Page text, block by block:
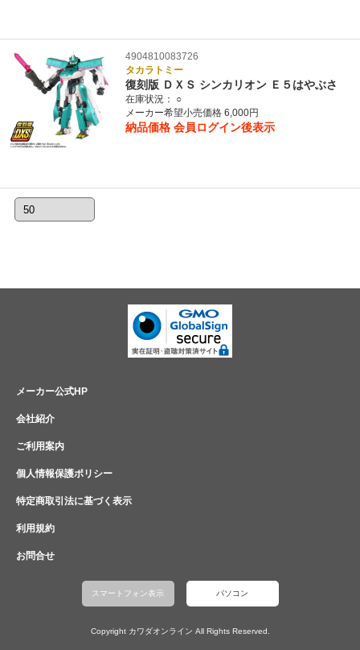
4904810083726
タカラトミー
復刻版 ＤＸＳ シンカリオン Ｅ５はやぶさ
在庫状況：
○
メーカー希望小売価格 6,000円
納品価格 会員ログイン後表示
メーカー公式HP
会社紹介
ご利用案内
個人情報保護ポリシー
特定商取引法に基づく表示
利用規約
お問合せ
スマートフォン表示 パソコン
Copyright カワダオンライン All Rights Reserved.